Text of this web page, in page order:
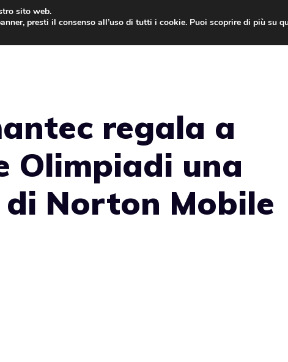
regala a
una
Norton Mobile
sito web.
presti il consenso all’uso di tutti i cookie. Puoi scoprire di più su